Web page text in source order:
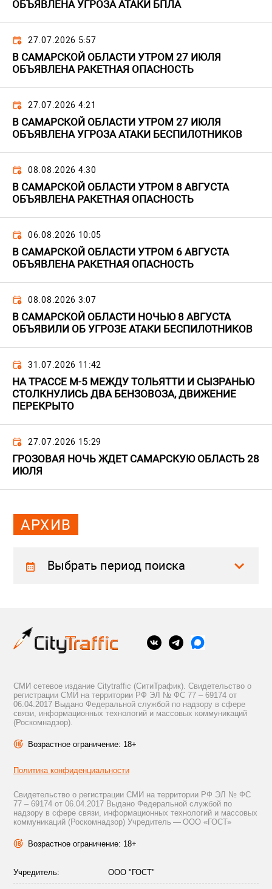
ОБЪЯВЛЕНА УГРОЗА АТАКИ БПЛА
27.07.2026 5:57
В САМАРСКОЙ ОБЛАСТИ УТРОМ 27 ИЮЛЯ
ОБЪЯВЛЕНА РАКЕТНАЯ ОПАСНОСТЬ
27.07.2026 4:21
В САМАРСКОЙ ОБЛАСТИ УТРОМ 27 ИЮЛЯ
ОБЪЯВЛЕНА УГРОЗА АТАКИ БЕСПИЛОТНИКОВ
08.08.2026 4:30
В САМАРСКОЙ ОБЛАСТИ УТРОМ 8 АВГУСТА
ОБЪЯВЛЕНА РАКЕТНАЯ ОПАСНОСТЬ
06.08.2026 10:05
В САМАРСКОЙ ОБЛАСТИ УТРОМ 6 АВГУСТА
ОБЪЯВЛЕНА РАКЕТНАЯ ОПАСНОСТЬ
08.08.2026 3:07
В САМАРСКОЙ ОБЛАСТИ НОЧЬЮ 8 АВГУСТА
ОБЪЯВИЛИ ОБ УГРОЗЕ АТАКИ БЕСПИЛОТНИКОВ
31.07.2026 11:42
НА ТРАССЕ М-5 МЕЖДУ ТОЛЬЯТТИ И СЫЗРАНЬЮ
СТОЛКНУЛИСЬ ДВА БЕНЗОВОЗА, ДВИЖЕНИЕ
ПЕРЕКРЫТО
27.07.2026 15:29
ГРОЗОВАЯ НОЧЬ ЖДЕТ САМАРСКУЮ ОБЛАСТЬ 28
ИЮЛЯ
АРХИВ
Выбрать период поиска
СМИ сетевое издание Citytraffic (СитиТрафик). Свидетельство о
регистрации СМИ на территории РФ ЭЛ № ФС 77 – 69174 от
06.04.2017 Выдано Федеральной службой по надзору в сфере
связи, информационных технологий и массовых коммуникаций
(Роскомнадзор).
Возрастное ограничение: 18+
Политика конфиденциальности
Свидетельство о регистрации СМИ на территории РФ ЭЛ № ФС
77 – 69174 от 06.04.2017 Выдано Федеральной службой по
надзору в сфере связи, информационных технологий и массовых
коммуникаций (Роскомнадзор) Учредитель — ООО «ГОСТ»
Возрастное ограничение: 18+
Учредитель: ООО "ГОСТ"